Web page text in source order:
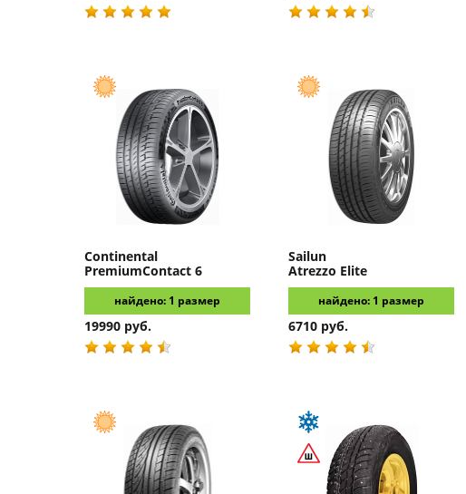
Continental
PremiumContact 6
найдено: 1 размер
19990 руб.
Sailun
Atrezzo Elite
найдено: 1 размер
6710 руб.